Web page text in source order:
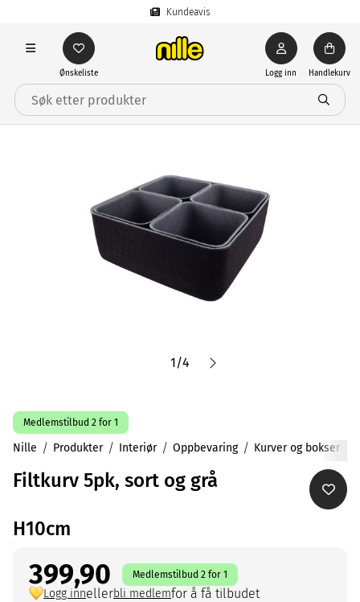
Kundeavis
Ønskeliste Logg inn Handlekurv
1/4
Medlemstilbud 2 for 1
Nille Produkter Interiør Oppbevaring Kurver og bokser
Filtkurv 5pk, sort og grå
H10cm
399,90 Medlemstilbud 2 for 1
Logg innellerbli medlemfor å få tilbudet